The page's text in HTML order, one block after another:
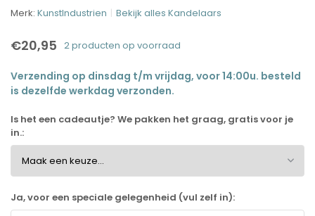
Merk: KunstIndustrien Bekijk alles Kandelaars
€20,95 2 producten op voorraad
Verzending op dinsdag t/m vrijdag, voor 14:00u. besteld
is dezelfde werkdag verzonden.
Is het een cadeautje? We pakken het graag, gratis voor je
in.:
Ja, voor een speciale gelegenheid (vul zelf in):